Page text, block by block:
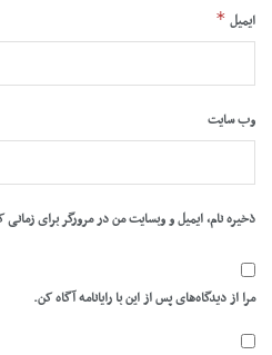
ایمیل *
وب‌ سایت
ذخیره نام، ایمیل و وبسایت من در مرورگر برای
مرا از دیدگاه‌های پس از این با رایانامه آگاه کن.